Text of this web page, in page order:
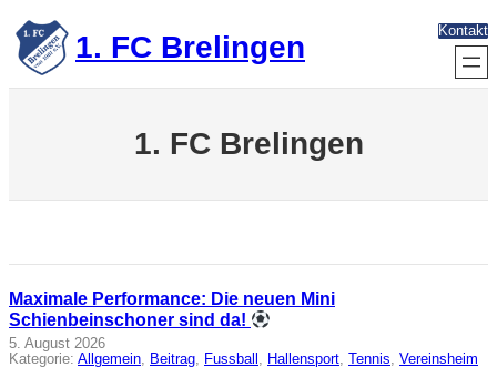
Zum
Inhalt
springen 1. FC Brelingen Kontakt
1. FC Brelingen
Maximale Performance: Die neuen Mini
Schienbeinschoner sind da!
5. August 2026
Kategorie: Allgemein, Beitrag, Fussball , Hallensport, Tennis, Vereinsheim